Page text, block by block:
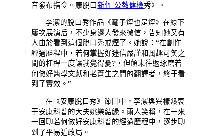
音發布指令。康脫口新竹 公教健檢秀》。
李潔的脫口秀作品《電子煙也是煙》在線下
屢次展演后，不少身邊人發來微信，告知她又有
人由於看到這個脫口秀戒煙了。她說：“在創作
經過歷程中，若何掌握好迷信嚴謹和風趣可笑之
間的杠桿一度讓我覺得憂?，但顛末往返琢磨若
何做好醫學文獻和老蒼生之間的翻譯者，終于看
到了實效。”
在《安康脫口秀》節目中，李潔與異樣熱衷
于安康科普的大夫姚樂結緣。兩人笑稱，在一來
一回聊若何做好安康科普的經過歷程中，逐步聊
到了平易近政局。